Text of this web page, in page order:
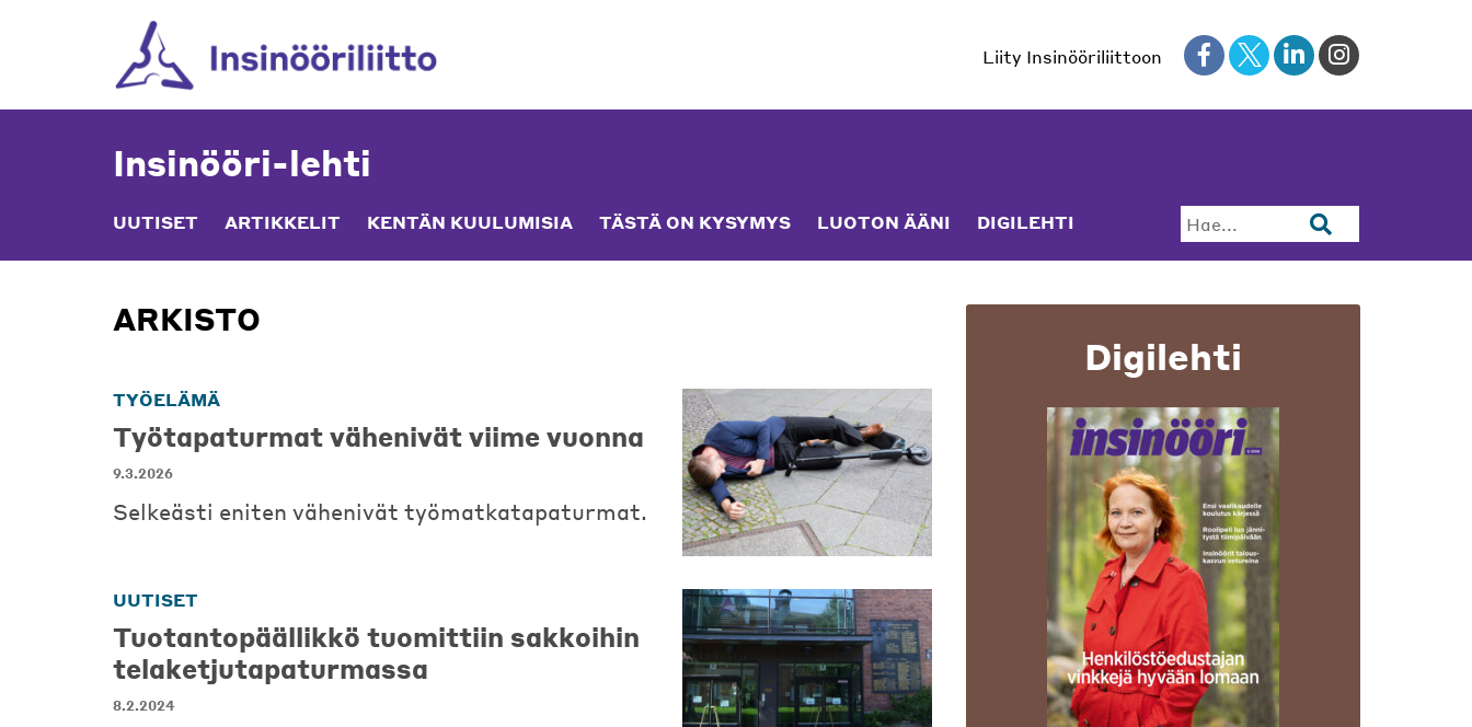
Liity Insinööriliittoon
Insinööri-lehti
UUTISET ARTIKKELIT KENTÄN KUULUMISIA TÄSTÄ ON KYSYMYS LUOTON ÄÄNI DIGILEHTI Hae...
ARKISTO
TYÖELÄMÄ
Työtapaturmat vähenivät viime vuonna
9.3.2026
Selkeästi eniten vähenivät työmatkatapaturmat.
UUTISET
Tuotantopäällikkö tuomittiin sakkoihin
telaketjutapaturmassa
8.2.2024
Digilehti